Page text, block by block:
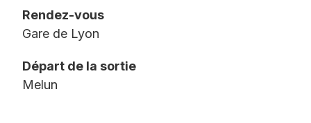
Rendez-vous
Gare de Lyon
Départ de la sortie
Melun